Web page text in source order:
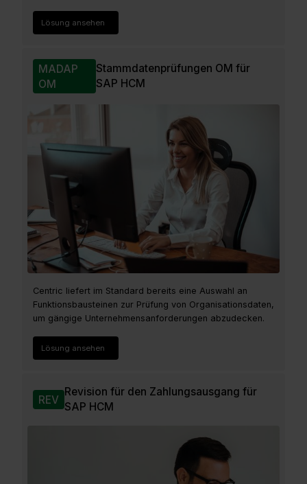
Lösung ansehen
MADAP
OM
Stammdatenprüfungen OM für
SAP HCM
Centric liefert im Standard bereits eine Auswahl an
Funktionsbausteinen zur Prüfung von Organisationsdaten,
um gängige Unternehmensanforderungen abzudecken.
Lösung ansehen
REV
Revision für den Zahlungsausgang für
SAP HCM